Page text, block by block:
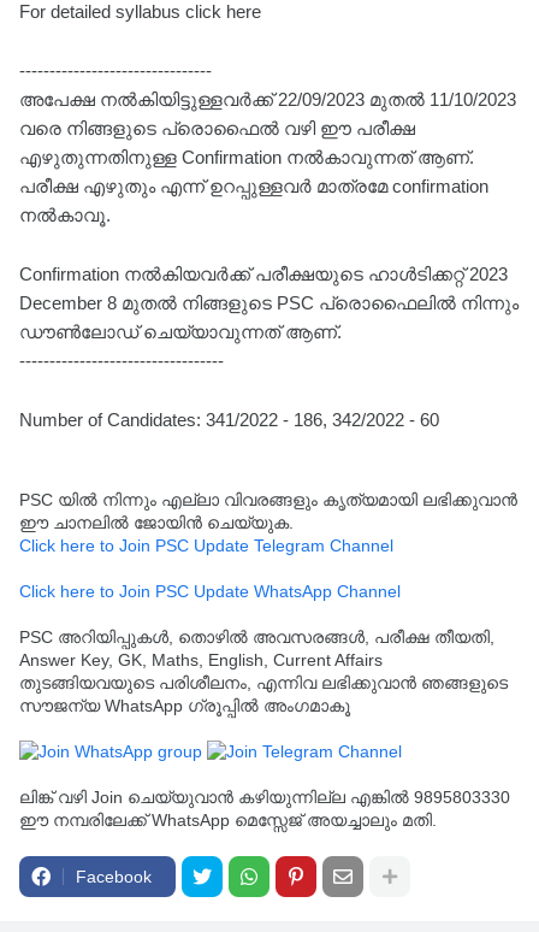
For detailed syllabus click here
--------------------------------
അപേക്ഷ നൽകിയിട്ടുള്ളവർക്ക് 22/09/2023 മുതൽ 11/10/2023
വരെ നിങ്ങളുടെ പ്രൊഫൈൽ വഴി ഈ പരീക്ഷ
എഴുതുന്നതിനുള്ള Confirmation നൽകാവുന്നത് ആണ്.
പരീക്ഷ എഴുതും എന്ന് ഉറപ്പുള്ളവർ മാത്രമേ confirmation
നൽകാവൂ.
Confirmation നൽകിയവർക്ക് പരീക്ഷയുടെ ഹാൾടിക്കറ്റ് 2023
December 8 മുതൽ നിങ്ങളുടെ PSC പ്രൊഫൈലിൽ നിന്നും
ഡൗൺലോഡ് ചെയ്യാവുന്നത് ആണ്.
----------------------------------
Number of Candidates: 341/2022 - 186, 342/2022 - 60
PSC യിൽ നിന്നും എല്ലാ വിവരങ്ങളും കൃത്യമായി ലഭിക്കുവാൻ
ഈ ചാനലിൽ ജോയിൻ ചെയ്യുക.
Click here to Join PSC Update Telegram Channel
Click here to Join PSC Update WhatsApp Channel
PSC അറിയിപ്പുകൾ, തൊഴിൽ അവസരങ്ങൾ, പരീക്ഷ തീയതി,
Answer Key, GK, Maths, English, Current Affairs
തുടങ്ങിയവയുടെ പരിശീലനം, എന്നിവ ലഭിക്കുവാൻ ഞങ്ങളുടെ
സൗജന്യ WhatsApp ഗ്രൂപ്പിൽ അംഗമാകൂ
ലിങ്ക് വഴി Join ചെയ്യുവാൻ കഴിയുന്നില്ല എങ്കിൽ 9895803330
ഈ നമ്പരിലേക്ക് WhatsApp മെസ്സേജ് അയച്ചാലും മതി.
Facebook